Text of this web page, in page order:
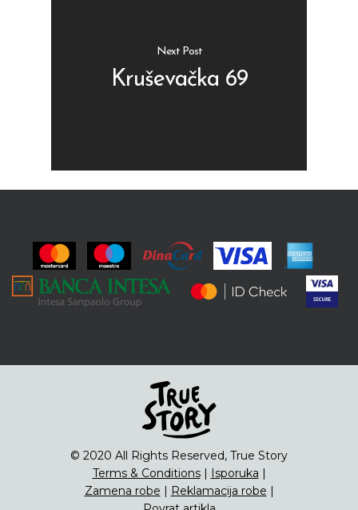
Next Post
Kruševačka 69
© 2020 All Rights Reserved, True Story
Terms & Conditions| Isporuka |
Zamena robe | Reklamacija robe |
Paketi proizvoda